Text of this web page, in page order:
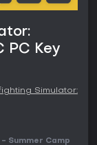
PC Key
Simulator:
Summer Camp